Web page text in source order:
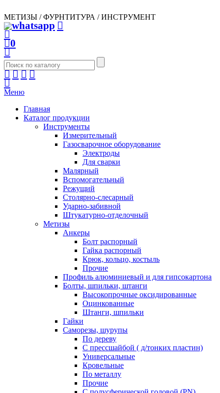
МЕТИЗЫ / ФУРНТИТУРА / ИНСТРУМЕНТ
0
Меню
Главная
Каталог продукции
Инструменты
Измерительный
Газосварочное оборудование
Электроды
Для сварки
Малярный
Вспомогательный
Режущий
Столярно-слесарный
Ударно-забивной
Штукатурно-отделочный
Метизы
Анкеры
Болт распорный
Гайка распорный
Крюк, кольцо, костыль
Прочие
Профиль алюминиевый и для гипсокартона
Болты, шпильки, штанги
Высокопрочные оксидированные
Оцинкованные
Штанги, шпильки
Гайки
Саморезы, шурупы
По дереву
С прессшайбой ( д/тонких пластин)
Универсальные
Кровельные
По металлу
Прочие